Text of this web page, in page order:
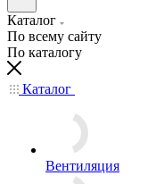
Каталог
По всему сайту
По каталогу
Каталог
Вентиляция